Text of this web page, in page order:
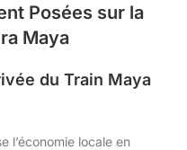
Posées sur la
Maya
du Train Maya
l’économie locale en